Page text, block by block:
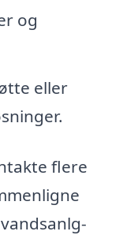
og
eller
flere